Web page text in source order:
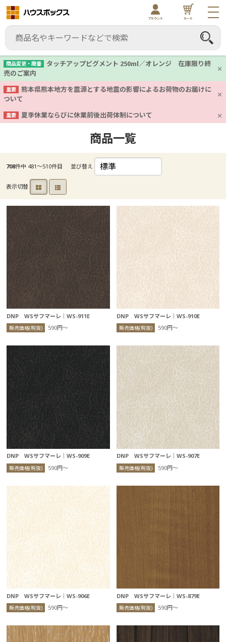
商品変更・廃番
タッチアップピグメント 250ml／オレンジ 在庫限り終
売のご案内
重要
熊本県熊本地方を震源とする地震の影響によるお荷物のお届けに
ついて
重要 夏季休業ならびに休業前後出荷体制について
アカウント カート
商品一覧
708件中 481〜510件目 並び替え
表示切替
DNP WSサフマーレ｜WS-911E
販売価格(税抜) 590円〜
DNP WSサフマーレ｜WS-910E
販売価格(税抜) 590円〜
DNP WSサフマーレ｜WS-909E
販売価格(税抜) 590円〜
DNP WSサフマーレ｜WS-907E
販売価格(税抜) 590円〜
DNP WSサフマーレ｜WS-906E
販売価格(税抜) 590円〜
DNP WSサフマーレ｜WS-879E
販売価格(税抜) 590円〜